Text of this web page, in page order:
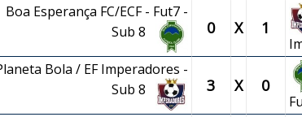
Boa Esperança FC/ECF - Fut7 -
Sub 8
0 X 1
Bola / EF Imperadores -
Sub 8
3 X 0